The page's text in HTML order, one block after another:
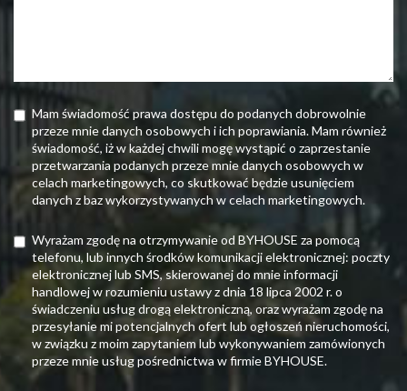
Mam świadomość prawa dostępu do podanych dobrowolnie
przeze mnie danych osobowych i ich poprawiania. Mam również
świadomość, iż w każdej chwili mogę wystąpić o zaprzestanie
przetwarzania podanych przeze mnie danych osobowych w
celach marketingowych, co skutkować będzie usunięciem
danych z baz wykorzystywanych w celach marketingowych.
Wyrażam zgodę na otrzymywanie od BYHOUSE za pomocą
telefonu, lub innych środków komunikacji elektronicznej: poczty
elektronicznej lub SMS, skierowanej do mnie informacji
handlowej w rozumieniu ustawy z dnia 18 lipca 2002 r. o
świadczeniu usług drogą elektroniczną, oraz wyrażam zgodę na
przesyłanie mi potencjalnych ofert lub ogłoszeń nieruchomości,
w związku z moim zapytaniem lub wykonywaniem zamówionych
przeze mnie usług pośrednictwa w firmie BYHOUSE.